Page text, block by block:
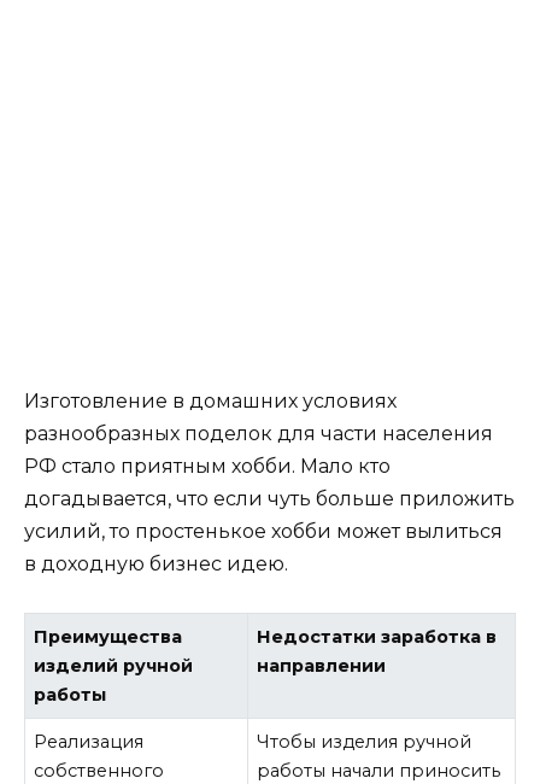
Изготовление в домашних условиях
разнообразных поделок для части населения
РФ стало приятным хобби. Мало кто
догадывается, что если чуть больше приложить
усилий, то простенькое хобби может вылиться
в доходную бизнес идею.
Преимущества
изделий ручной
работы
Недостатки заработка в
направлении
Реализация
собственного
Чтобы изделия ручной
работы начали приносить